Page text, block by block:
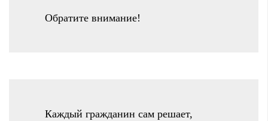
Обратите внимание!
Каждый гражданин сам решает,